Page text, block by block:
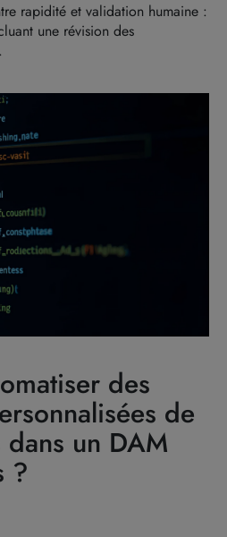
rapidité et validation humaine :
une révision des
des
de
un DAM
?